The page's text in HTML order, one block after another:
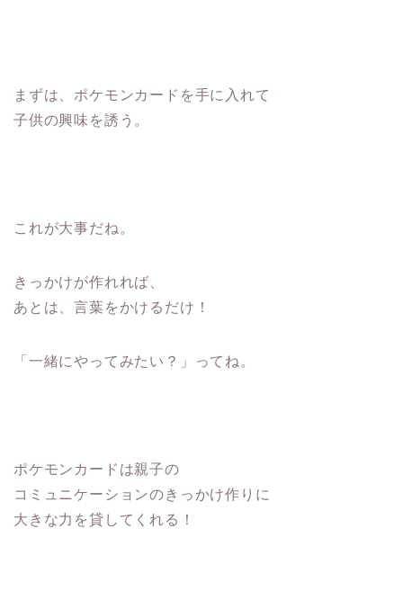
まずは、ポケモンカードを手に入れて
子供の興味を誘う。
これが大事だね。
きっかけが作れれば、
あとは、言葉をかけるだけ！
「一緒にやってみたい？」ってね。
ポケモンカードは親子の
コミュニケーションのきっかけ作りに
大きな力を貸してくれる！